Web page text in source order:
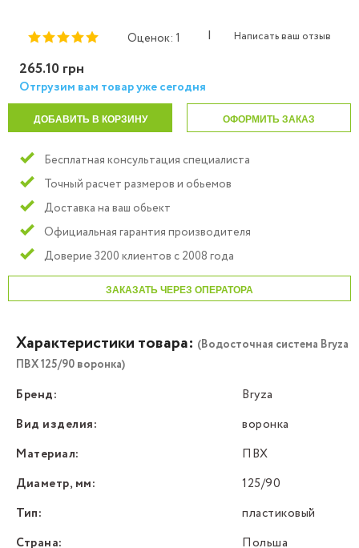
Оценок: 1 | Написать ваш отзыв
265.10 грн
Отгрузим вам товар уже сегодня
ДОБАВИТЬ В КОРЗИНУ ОФОРМИТЬ ЗАКАЗ
Бесплатная консультация специалиста
Точный расчет размеров и обьемов
Доставка на ваш обьект
Официальная гарантия производителя
Доверие 3200 клиентов с 2008 года
ЗАКАЗАТЬ ЧЕРЕЗ ОПЕРАТОРА
Характеристики товара: (Водосточная система Bryza
ПВХ 125/90 воронка)
Бренд:
Bryza
Вид изделия:
воронка
Материал:
ПВХ
Диаметр, мм:
125/90
Тип:
пластиковый
Страна:
Польша